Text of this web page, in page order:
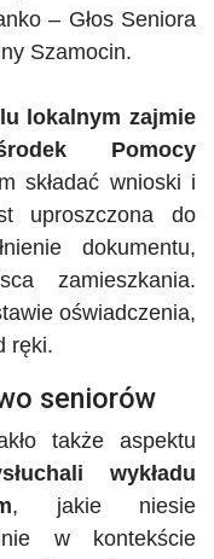
– Głos Seniora
Szamocin.
lokalnym zajmie
Pomocy
składać wnioski i
uproszczona do
dokumentu,
zamieszkania.
oświadczenia,
ręki.
seniorów
także aspektu
wykładu
, jakie niesie
w kontekście